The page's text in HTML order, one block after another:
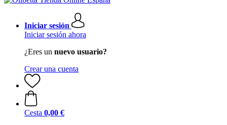
Iniciar sesión
Iniciar sesión ahora
¿Eres un nuevo usuario?
Crear una cuenta
Cesta 0,00 €